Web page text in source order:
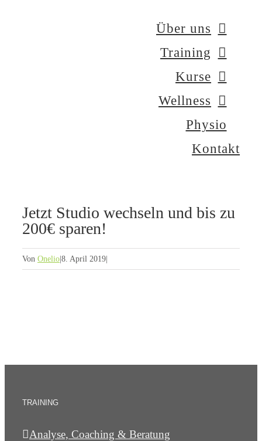
Über uns
Training
Kurse
Wellness
Physio
Kontakt
Jetzt Studio wechseln und bis zu
200€ sparen!
Von Onelio 8. April 2019
TRAINING
Analyse, Coaching & Beratung